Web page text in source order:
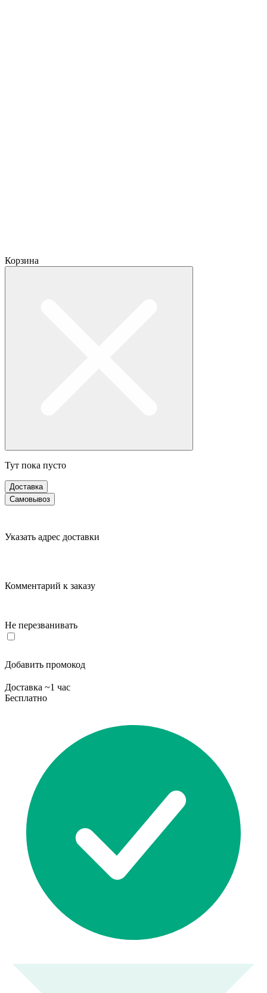
Корзина
Тут пока пусто
Доставка
Самовывоз
Указать адрес доставки
Комментарий к заказу
Не перезванивать
Добавить промокод
Доставка ~1 час
Бесплатно